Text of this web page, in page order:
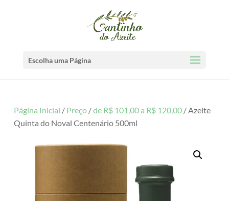
Escolha uma Página
Página Inicial / Preço/de R$ 101,00 a R$ 120,00/ Azeite
Quinta do Noval Centenário 500ml